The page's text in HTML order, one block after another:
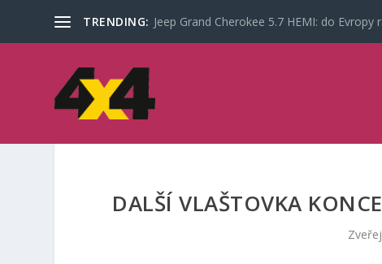
TRENDING: Jeep Grand Cherokee 5.7 HEMI: do Evropy
DALŠÍ VLAŠTOVKA